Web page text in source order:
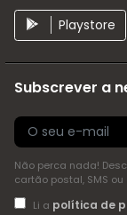
Playstore
Subscrever a
Não perca nada!
cartão postal, SMS
Li a política de